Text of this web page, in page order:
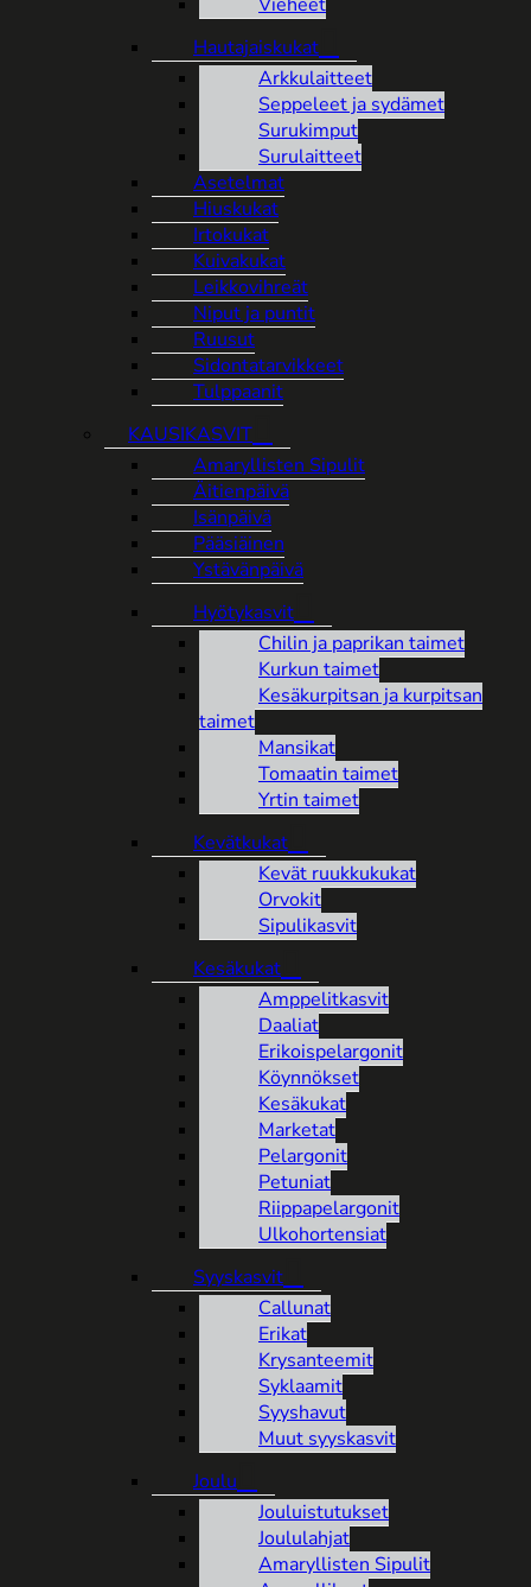
Hautajaiskukat
Arkkulaitteet
Seppeleet ja sydämet
Surukimput
Surulaitteet
Asetelmat
Hiuskukat
Irtokukat
Kuivakukat
Leikkovihreät
Niput ja puntit
Ruusut
Sidontatarvikkeet
Tulppaanit
KAUSIKASVIT
Amaryllisten Sipulit
Äitienpäivä
Isänpäivä
Pääsiäinen
Ystävänpäivä
Hyötykasvit
Chilin ja paprikan taimet
Kurkun taimet
Kesäkurpitsan ja kurpitsan
taimet
Mansikat
Tomaatin taimet
Yrtin taimet
Kevätkukat
Kevät ruukkukukat
Orvokit
Sipulikasvit
Kesäkukat
Amppelitkasvit
Daaliat
Erikoispelargonit
Köynnökset
Kesäkukat
Marketat
Pelargonit
Petuniat
Riippapelargonit
Ulkohortensiat
Syyskasvit
Callunat
Erikat
Krysanteemit
Syklaamit
Syyshavut
Muut syyskasvit
Joulu
Jouluistutukset
Joululahjat
Amaryllisten Sipulit